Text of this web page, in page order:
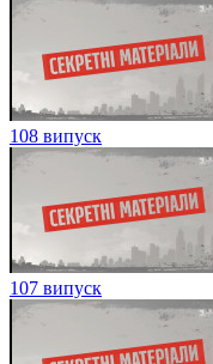
108 випуск
107 випуск